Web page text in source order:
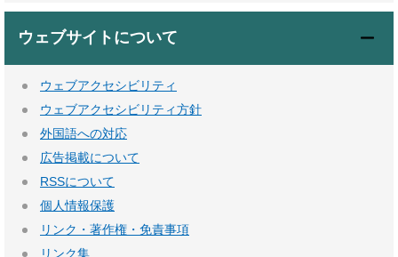
ウェブサイトについて
ウェブアクセシビリティ
ウェブアクセシビリティ方針
外国語への対応
広告掲載について
RSSについて
個人情報保護
リンク・著作権・免責事項
リンク集